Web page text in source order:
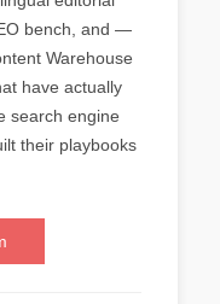
bench, and —
Warehouse
have actually
search engine
their playbooks